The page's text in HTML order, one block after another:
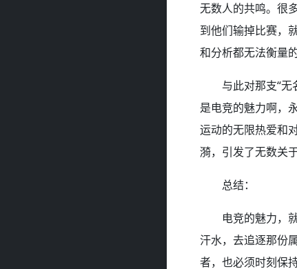
无数人的共鸣。很
到他们输掉比赛，
和分析都无法衡量的
与此对那支“无
是电竞的魅力啊，
运动的无限热爱和
漪，引发了无数关
总结：
电竞的魅力，
汗水，去追逐那份
者，也必须时刻保